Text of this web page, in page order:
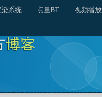
系统 点量BT 视频播放